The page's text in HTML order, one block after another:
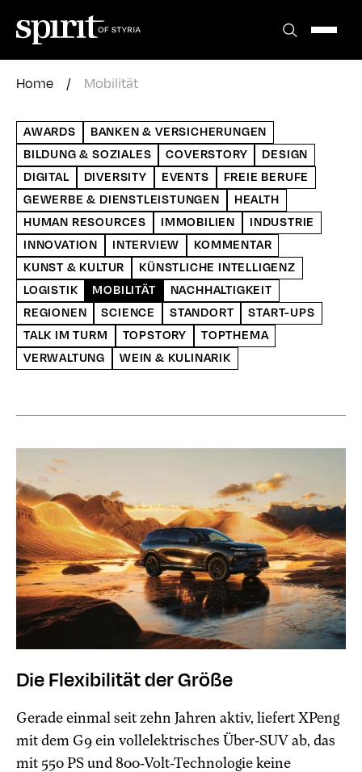
Inhalt
springen
Home
/ Mobilität
AWARDS
BANKEN & VERSICHERUNGEN
BILDUNG & SOZIALES
COVERSTORY
DESIGN
DIGITAL
DIVERSITY EVENTS
FREIE BERUFE
GEWERBE & DIENSTLEISTUNGEN
HEALTH
HUMAN RESOURCES
IMMOBILIEN
INDUSTRIE
INNOVATION
INTERVIEW
KOMMENTAR
KUNST & KULTUR
KÜNSTLICHE INTELLIGENZ
LOGISTIK
MOBILITÄT
NACHHALTIGKEIT
REGIONEN
SCIENCE STANDORT
START-UPS
TALK IM TURM
TOPSTORY
TOPTHEMA
VERWALTUNG
WEIN & KULINARIK
Die Flexibilität der Größe
Gerade einmal seit zehn Jahren aktiv, liefert XPeng
mit dem G9 ein vollelektrisches Über-SUV ab, das
mit 550 PS und 800-Volt-Technologie keine